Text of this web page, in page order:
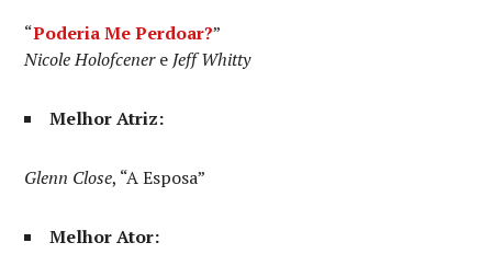
“Poderia Me Perdoar?”
Nicole Holofcenere Jeff Whitty
Melhor Atriz:
Glenn Close, “A Esposa”
Melhor Ator: